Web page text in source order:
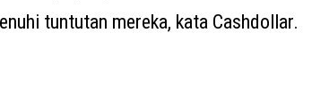
tuntutan mereka, kata Cashdollar.